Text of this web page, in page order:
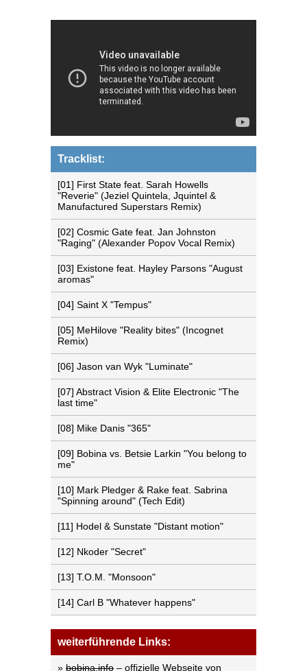
Tracklist:
[01] First State feat. Sarah Howells
"Reverie" (Jeziel Quintela, Jquintel &
Manufactured Superstars Remix)
[02] Cosmic Gate feat. Jan Johnston
"Raging" (Alexander Popov Vocal Remix)
[03] Existone feat. Hayley Parsons "August
aromas"
[04] Saint X "Tempus"
[05] MeHilove "Reality bites" (Incognet
Remix)
[06] Jason van Wyk "Luminate"
[07] Abstract Vision & Elite Electronic "The
last time"
[08] Mike Danis "365"
[09] Bobina vs. Betsie Larkin "You belong to
me"
[10] Mark Pledger & Rake feat. Sabrina
"Spinning around" (Tech Edit)
[11] Hodel & Sunstate "Distant motion"
[12] Nkoder "Secret"
[13] T.O.M. "Monsoon"
[14] Carl B "Whatever happens"
weiterführende Links:
» bobina.info – offizielle Webseite von